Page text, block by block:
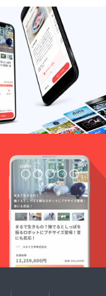
された
ラベル
や注意
書きを
ご確認
くださ
い。 ご
支援へ
の感謝
の気持
ちをお
手紙に
してお
送りし